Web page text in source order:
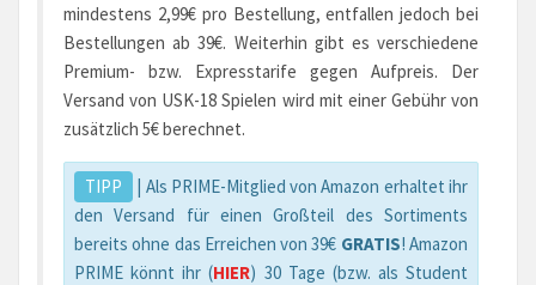
mindestens 2,99€ pro Bestellung, entfallen jedoch bei
Bestellungen ab 39€. Weiterhin gibt es verschiedene
Premium- bzw. Expresstarife gegen Aufpreis. Der
Versand von USK-18 Spielen wird mit einer Gebühr von
zusätzlich 5€ berechnet.
TIPP
| Als PRIME-Mitglied von Amazon erhaltet ihr
den Versand für einen Großteil des Sortiments
bereits ohne das Erreichen von 39€ GRATIS! Amazon
PRIME könnt ihr (HIER) 30 Tage (bzw. als Student